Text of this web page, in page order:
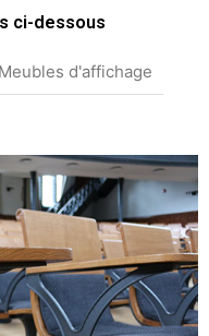
ci-dessous
Meubles d'affichage